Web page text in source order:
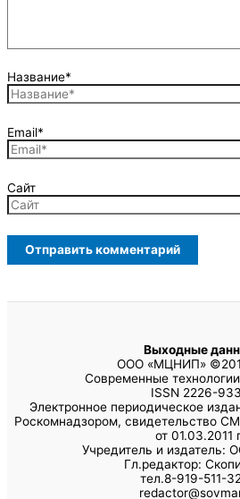
Название*
Email*
Сайт
Выходные
ООО «МЦНИП»
Современные
ISSN 2226-
Электронное периодическое
Роскомнадзором, свидетельство
от 01.03.2011
Учредитель и издатель:
Гл.редактор:
тел.8-919-511-